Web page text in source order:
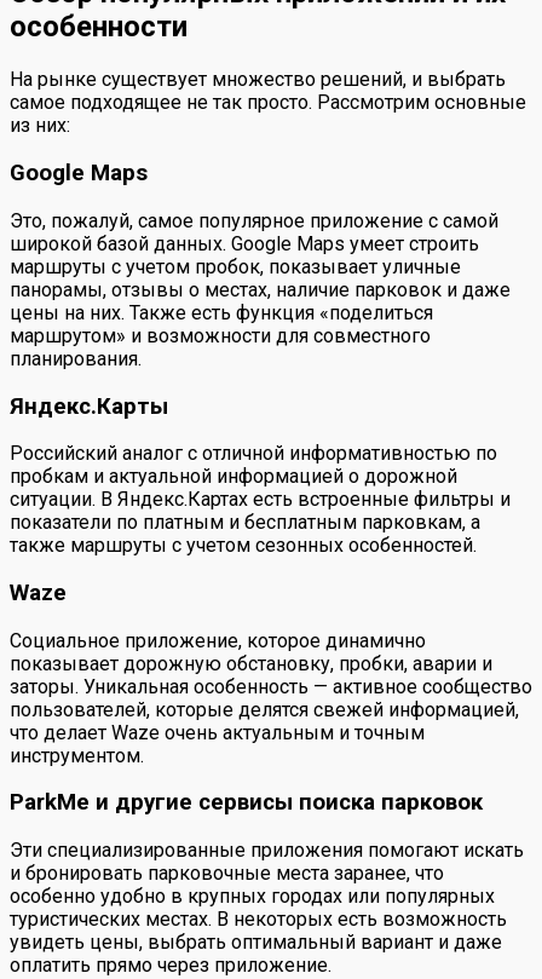
особенности
На рынке существует множество решений, и выбрать
самое подходящее не так просто. Рассмотрим основные
из них:
Google Maps
Это, пожалуй, самое популярное приложение с самой
широкой базой данных. Google Maps умеет строить
маршруты с учетом пробок, показывает уличные
панорамы, отзывы о местах, наличие парковок и даже
цены на них. Также есть функция «поделиться
маршрутом» и возможности для совместного
планирования.
Яндекс.Карты
Российский аналог с отличной информативностью по
пробкам и актуальной информацией о дорожной
ситуации. В Яндекс.Картах есть встроенные фильтры и
показатели по платным и бесплатным парковкам, а
также маршруты с учетом сезонных особенностей.
Waze
Социальное приложение, которое динамично
показывает дорожную обстановку, пробки, аварии и
заторы. Уникальная особенность — активное сообщество
пользователей, которые делятся свежей информацией,
что делает Waze очень актуальным и точным
инструментом.
ParkMe и другие сервисы поиска парковок
Эти специализированные приложения помогают искать
и бронировать парковочные места заранее, что
особенно удобно в крупных городах или популярных
туристических местах. В некоторых есть возможность
увидеть цены, выбрать оптимальный вариант и даже
оплатить прямо через приложение.